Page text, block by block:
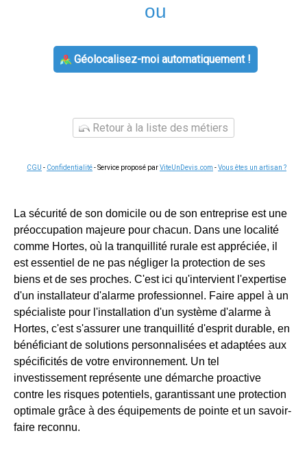
ou
Géolocalisez-moi automatiquement !
Retour à la liste des métiers
CGU - Confidentialité- Service proposé parViteUnDevis.com -Vous êtes un artisan ?
La sécurité de son domicile ou de son entreprise est une
préoccupation majeure pour chacun. Dans une localité
comme Hortes, où la tranquillité rurale est appréciée, il
est essentiel de ne pas négliger la protection de ses
biens et de ses proches. C'est ici qu'intervient l'expertise
d'un installateur d'alarme professionnel. Faire appel à un
spécialiste pour l'installation d'un système d'alarme à
Hortes, c'est s'assurer une tranquillité d'esprit durable, en
bénéficiant de solutions personnalisées et adaptées aux
spécificités de votre environnement. Un tel
investissement représente une démarche proactive
contre les risques potentiels, garantissant une protection
optimale grâce à des équipements de pointe et un savoir-
faire reconnu.